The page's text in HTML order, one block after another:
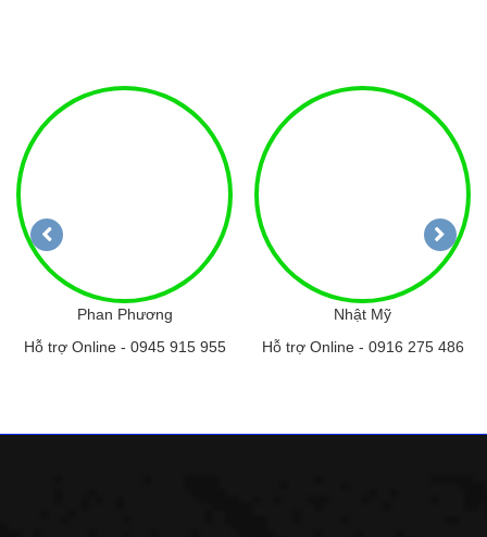
Phan Phương
Hỗ trợ Online - 0945 915 955
Nhật Mỹ
Hỗ trợ Online - 0916 275 486